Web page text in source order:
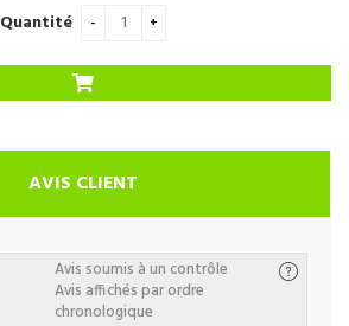
Quantité
AVIS CLIENT
Avis soumis à un contrôle
Avis affichés par ordre
chronologique